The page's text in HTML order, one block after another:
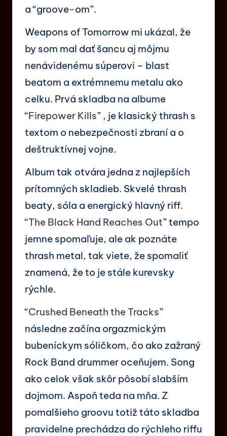
a “groove-om”.
Weapons of Tomorrow mi ukázal, že
by som mal dať šancu aj môjmu
nenávidenému súperovi – blast
beatom a extrémnemu metalu ako
celku. Prvá skladba na albume
“Firepower Kills” , je klasický thrash s
textom o nebezpečnosti zbraní a o
deštruktívnej vojne.
Album tak otvára jedna z najlepších
prítomných skladieb. Skvelé thrash
beaty, sóla a energický hlavný riff.
“The Black Hand Reaches Out” tempo
jemne spomaľuje, ale ak poznáte
thrash metal, tak viete, že spomaliť
znamená, že to je stále kurevsky
rýchle.
“Crushed Beneath the Tracks”
následne začína orgazmickým
bubeníckym sóličkom, čo ako zažraný
Rock Band drummer oceňujem. Song
ako celok však skôr pôsobí slabším
dojmom. Aspoň teda na mňa. Z
pomalšieho groovu totiž táto skladba
pravidelne prechádza do rýchleho riffu